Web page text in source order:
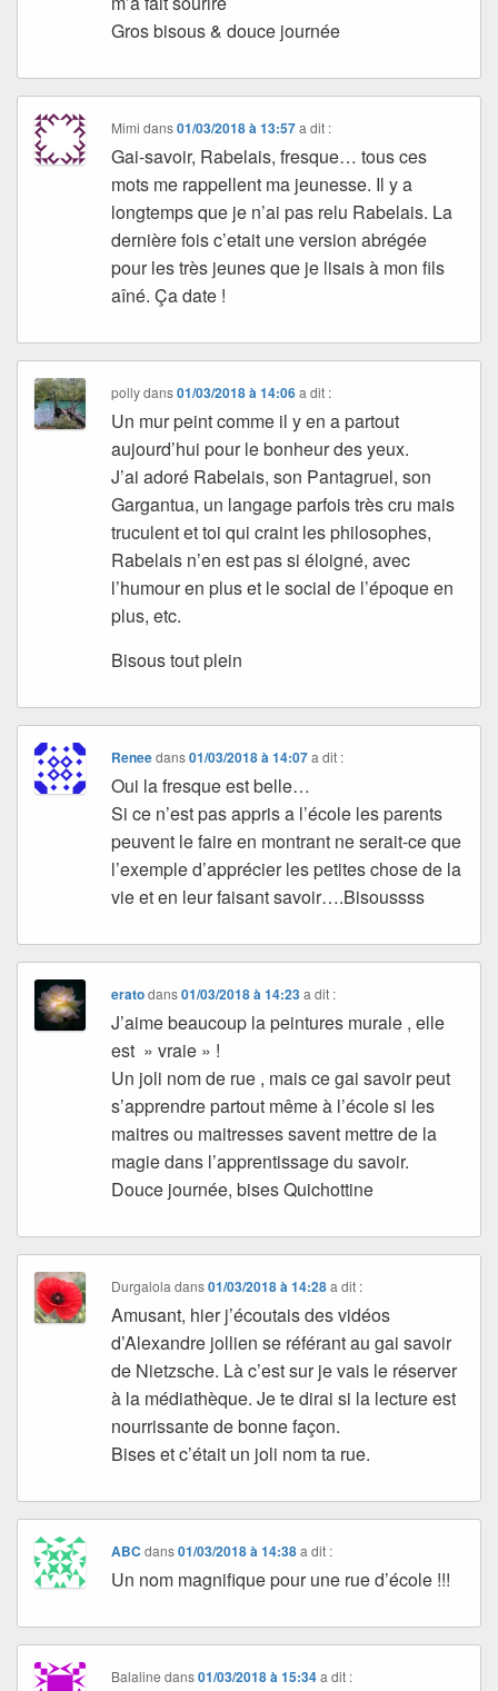
Gros bisous & douce journée
Mimi dans01/03/2018 à 13:57 a dit :
Gai-savoir, Rabelais, fresque… tous ces
mots me rappellent ma jeunesse. Il y a
longtemps que je n’ai pas relu Rabelais. La
dernière fois c’etait une version abrégée
pour les très jeunes que je lisais à mon fils
aîné. Ça date !
pollydans01/03/2018 à 14:06 a dit :
Un mur peint comme il y en a partout
aujourd’hui pour le bonheur des yeux.
J’ai adoré Rabelais, son Pantagruel, son
Gargantua, un langage parfois très cru mais
truculent et toi qui craint les philosophes,
Rabelais n’en est pas si éloigné, avec
l’humour en plus et le social de l’époque en
plus, etc.
Bisous tout plein
Reneedans01/03/2018 à 14:07 a dit :
Oui la fresque est belle…
Si ce n’est pas appris a l’école les parents
peuvent le faire en montrant ne serait-ce que
l’exemple d’apprécier les petites chose de la
vie et en leur faisant savoir….Bisoussss
eratodans01/03/2018 à 14:23 a dit :
J’aime beaucoup la peintures murale , elle
est » vraie » !
Un joli nom de rue , mais ce gai savoir peut
s’apprendre partout même à l’école si les
maitres ou maitresses savent mettre de la
magie dans l’apprentissage du savoir.
Douce journée, bises Quichottine
Durgalola dans01/03/2018 à 14:28 a dit :
Amusant, hier j’écoutais des vidéos
d’Alexandre jollien se référant au gai savoir
de Nietzsche. Là c’est sur je vais le réserver
à la médiathèque. Je te dirai si la lecture est
nourrissante de bonne façon.
Bises et c’était un joli nom ta rue.
ABC dans01/03/2018 à 14:38 a dit :
Un nom magnifique pour une rue d’école !!!
Balaline dans01/03/2018 à 15:34 a dit :